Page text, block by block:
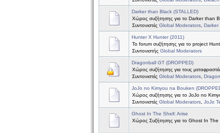
Darker than Black (STALLED)
Χώρος συζήτησης για το Darker than
Συντονιστές Global Moderators Darker
Hunter X Hunter (2011)
Το forum συζήτησης για το project
Συντονιστής Global Moderators
Dragonball GT (DROPPED)
Χώρος συζήτησης για τους
Συντονιστές Global Moderators
JoJo no Kimyou na Bouken
Χώρος συζήτησης για το JoJo no
Συντονιστές Global Moderators JoJo
Ghost In The Shell: Arise
Χώρος Συζήτησης για το Ghost In The